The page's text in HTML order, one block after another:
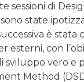
sessioni di
state
è
esterni, con
sviluppo vero e
Method